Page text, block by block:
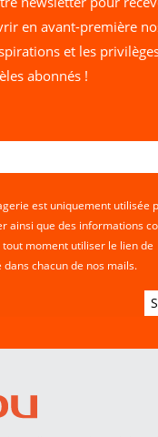
en avant-première
et les
abonnés !
est uniquement utilisée
ainsi que des informations
tout moment utiliser le lien de
chacun de nos mails.